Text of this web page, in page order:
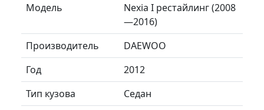
Модель
Nexia I рестайлинг (2008
—2016)
Производитель
DAEWOO
Год
2012
Тип кузова
Седан